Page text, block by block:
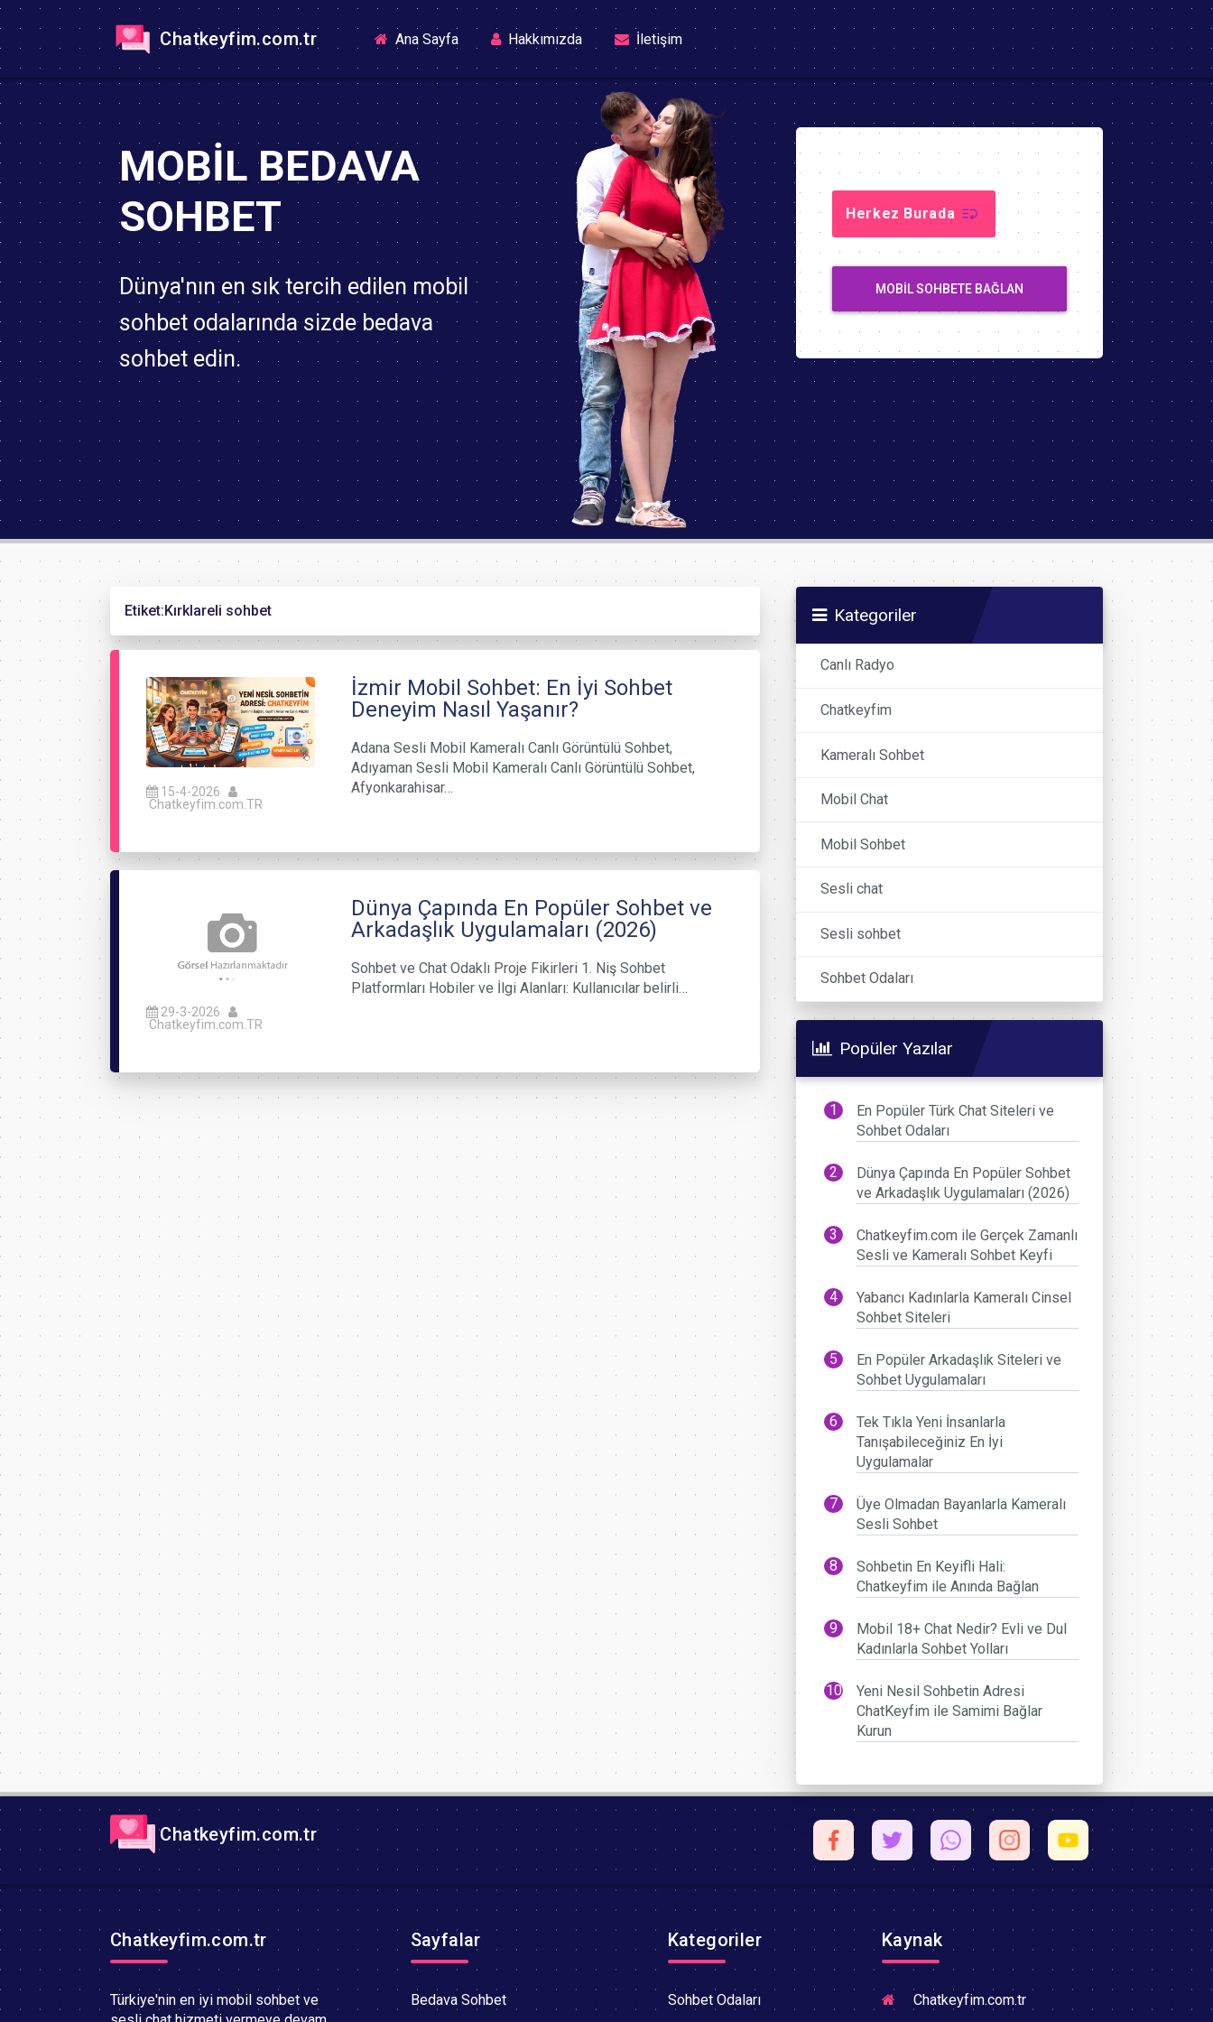
Chatkeyfim.com.tr Ana Sayfa(current)Hakkımızda İletişim
MOBIL BEDAVA
SOHBET
Dünya'nın en sık tercih edilen mobil
sohbet odalarında sizde bedava
sohbet edin.
Herkez Burada
MOBIL SOHBETE BAĞLAN
Etiket: Kırklareli sohbet
15-4-2026
Chatkeyfim.com.TR
İzmir Mobil Sohbet: En İyi Sohbet
Deneyim Nasıl Yaşanır?
Adana Sesli Mobil Kameralı Canlı Görüntülü Sohbet,
Adıyaman Sesli Mobil Kameralı Canlı Görüntülü Sohbet,
Afyonkarahisar…
29-3-2026
Chatkeyfim.com.TR
Dünya Çapında En Popüler Sohbet ve
Arkadaşlık Uygulamaları (2026)
Sohbet ve Chat Odaklı Proje Fikirleri 1. Niş Sohbet
Platformları Hobiler ve İlgi Alanları: Kullanıcılar belirli…
Kategoriler
Canlı Radyo
Chatkeyfim
Kameralı Sohbet
Mobil Chat
Mobil Sohbet
Sesli chat
Sesli sohbet
Sohbet Odaları
Popüler Yazılar
En Popüler Türk Chat Siteleri ve
Sohbet Odaları
Dünya Çapında En Popüler Sohbet
ve Arkadaşlık Uygulamaları (2026)
Chatkeyfim.com ile Gerçek Zamanlı
Sesli ve Kameralı Sohbet Keyfi
Yabancı Kadınlarla Kameralı Cinsel
Sohbet Siteleri
En Popüler Arkadaşlık Siteleri ve
Sohbet Uygulamaları
Tek Tıkla Yeni İnsanlarla
Tanışabileceğiniz En İyi
Uygulamalar
Üye Olmadan Bayanlarla Kameralı
Sesli Sohbet
Sohbetin En Keyifli Hali:
Chatkeyfim ile Anında Bağlan
Mobil 18+ Chat Nedir? Evli ve Dul
Kadınlarla Sohbet Yolları
Yeni Nesil Sohbetin Adresi
ChatKeyfim ile Samimi Bağlar
Kurun
Chatkeyfim.com.tr
Chatkeyfim.com.tr
Türkiye'nin en iyi mobil sohbet ve
Sayfalar
Bedava Sohbet
Kategoriler
Sohbet Odaları
Kaynak
Chatkeyfim.com.tr